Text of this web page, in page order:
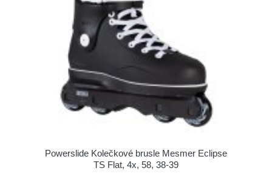
Powerslide Kolečkové brusle Mesmer Eclipse
TS Flat, 4x, 58, 38-39